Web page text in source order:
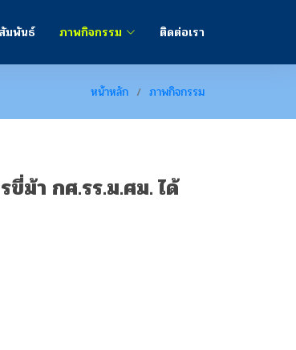
มพันธ์ ภาพกิจกรรม ติดต่อเรา
หน้าหลัก ภาพกิจกรรม
ม้า กศ.รร.ม.ศม. ได้